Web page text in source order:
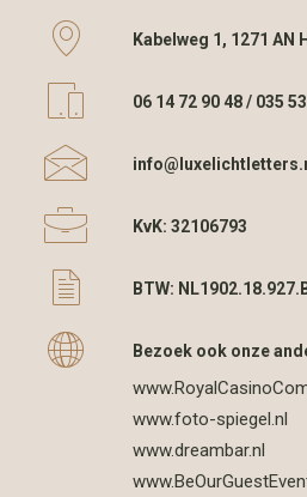
Kabelweg 1, 1271 AN
06 14 72 90 48 / 035
KvK: 32106793
BTW:
Bezoek ook onze
www.foto-spiegel.nl
www.dreambar.nl